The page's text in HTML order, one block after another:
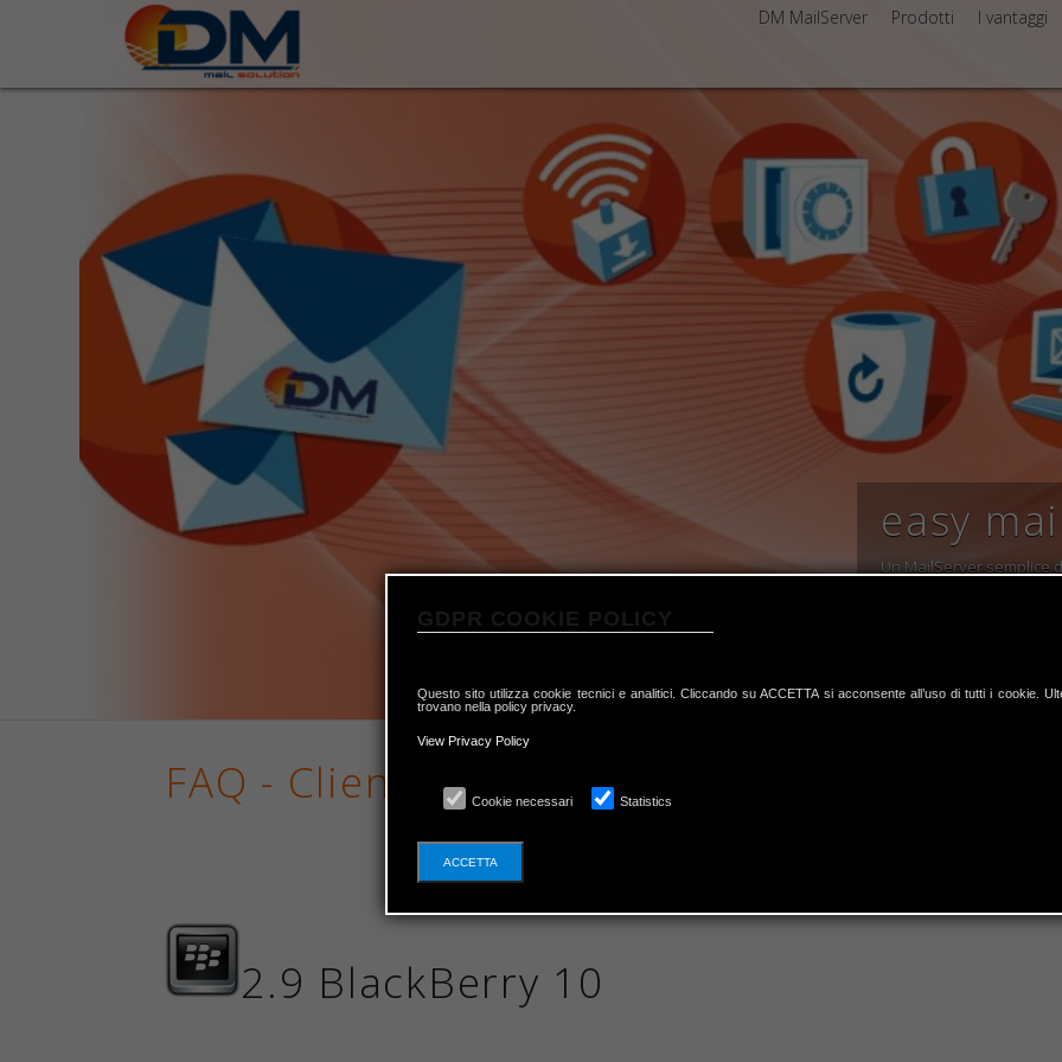
DM MailServer Prodotti I vantaggi
easy
Un MailServer semplice
secure
Un MailServer sicuro e
FAQ - Client di Posta
2.9 BlackBerry 10
GDPR COOKIE POLICY
Questo sito utilizza cookie tecnici e analitici. Cliccando su ACCETTA si acconsente all’uso di tutti i cookie.
trovano nella policy privacy.
View Privacy Policy
Cookie necessari Statistics
ACCETTA